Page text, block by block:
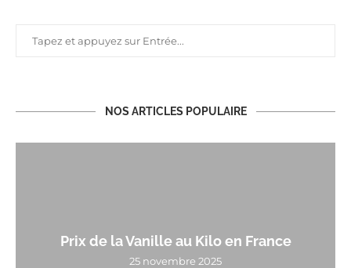
NOS ARTICLES POPULAIRE
Prix de la Vanille au Kilo en France
25 novembre 2025